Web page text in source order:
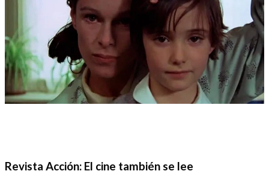
Revista Acción: El cine también se lee